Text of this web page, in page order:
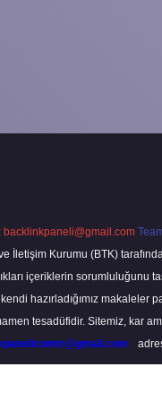
backlinkpaneli@gmail.com
İletişim Kurumu (BTK)
içeriklerin
hazırladığımız
tesadüfidir. Sitemiz, kar